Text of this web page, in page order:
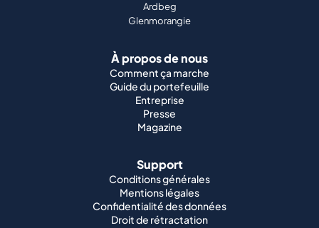
Ardbeg
Glenmorangie
À propos de nous
Comment ça marche
Guide du portefeuille
Entreprise
Presse
Magazine
Support
Conditions générales
Mentions légales
Confidentialité des données
Droit de rétractation